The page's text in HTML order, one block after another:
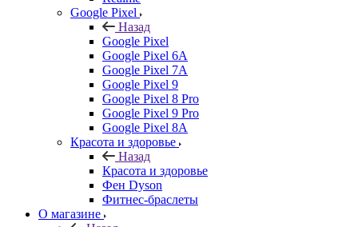
Google Pixel
Назад
Google Pixel
Google Pixel 6A
Google Pixel 7А
Google Pixel 9
Google Pixel 8 Pro
Google Pixel 9 Pro
Google Pixel 8A
Красота и здоровье
Назад
Красота и здоровье
Фен Dyson
Фитнес-браслеты
О магазине